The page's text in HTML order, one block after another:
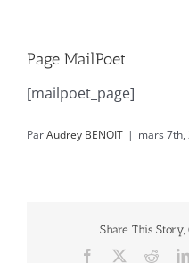
Page MailPoet
[mailpoet_page]
ParAudrey BENOIT | mars 7th,
Share This Story,
Facebook